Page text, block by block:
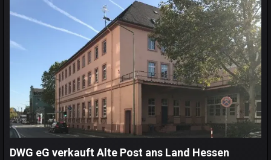
DWG eG verkauft Alte Post ans Land Hessen